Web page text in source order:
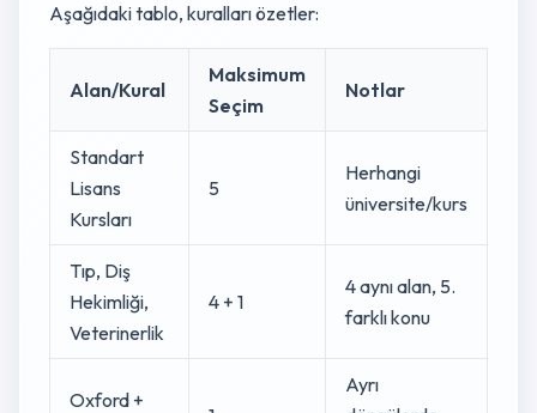
Aşağıdaki tablo, kuralları özetler:
Alan/Kural
Maksimum
Seçim
Notlar
Standart
Lisans
Kursları
5
Herhangi
üniversite/kurs
Tıp, Diş
Hekimliği,
Veterinerlik
4 + 1
4 aynı alan, 5.
farklı konu
Oxford +
Ayrı